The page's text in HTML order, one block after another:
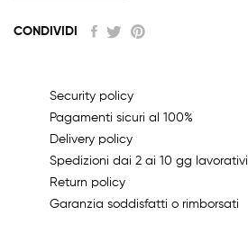
CONDIVIDI
Security policy
Pagamenti sicuri al 100%
Delivery policy
Spedizioni dai 2 ai 10 gg lavorativi
Return policy
Garanzia soddisfatti o rimborsati